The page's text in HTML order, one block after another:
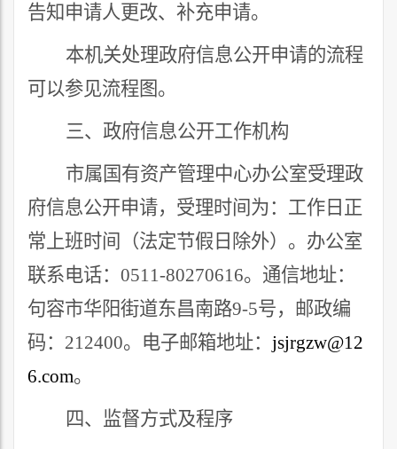
告知申请人更改、补充申请。
本机关处理政府信息公开申请的流程
可以参见流程图。
三、政府信息公开工作机构
市属国有资产管理中心办公室受理政
府信息公开申请，受理时间为：工作日 正
常上班时间（法定节假日除外） 。办公室
联系电话： 0511-80270616。通信地址：
句容市华阳街道东昌南路9-5号，邮政编
码： 212400。电子邮箱地址： jsjrgzw@12
6.com。
四、监督方式及程序